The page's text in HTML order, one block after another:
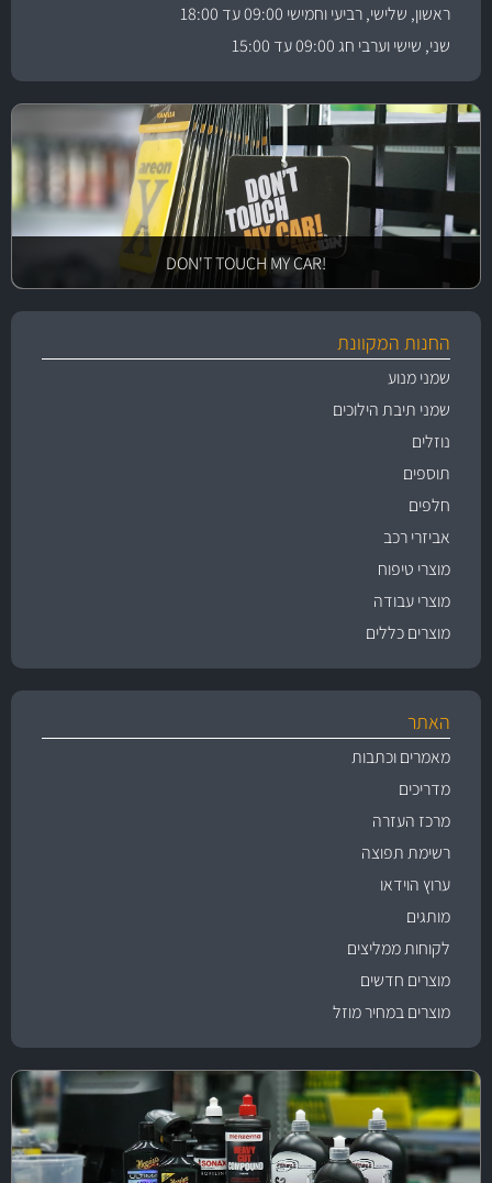
ראשון, שלישי, רביעי וחמישי 09:00 עד 18:00
שני, שישי וערבי חג 09:00 עד 15:00
!DON'T TOUCH MY CAR
החנות המקוונת
שמני מנוע
שמני תיבת הילוכים
נוזלים
תוספים
חלפים
אביזרי רכב
מוצרי טיפוח
מוצרי עבודה
מוצרים כללים
האתר
מאמרים וכתבות
מדריכים
מרכז העזרה
רשימת תפוצה
ערוץ הוידאו
מותגים
לקוחות ממליצים
מוצרים חדשים
מוצרים במחיר מוזל